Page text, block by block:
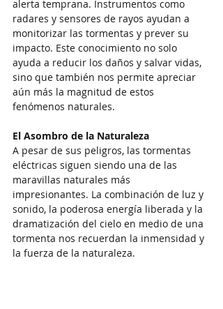
alerta temprana. Instrumentos como
radares y sensores de rayos ayudan a
monitorizar las tormentas y prever su
impacto. Este conocimiento no solo
ayuda a reducir los daños y salvar vidas,
sino que también nos permite apreciar
aún más la magnitud de estos
fenómenos naturales.
El Asombro de la Naturaleza
A pesar de sus peligros, las tormentas
eléctricas siguen siendo una de las
maravillas naturales más
impresionantes. La combinación de luz y
sonido, la poderosa energía liberada y la
dramatización del cielo en medio de una
tormenta nos recuerdan la inmensidad y
la fuerza de la naturaleza.